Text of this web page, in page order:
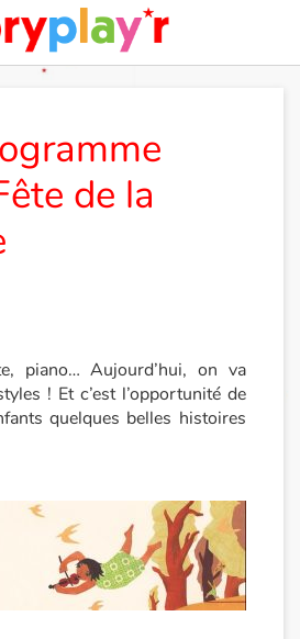
reines et dragons
de la
piano… Aujourd’hui, on va
! Et c’est l’opportunité de
quelques belles histoires